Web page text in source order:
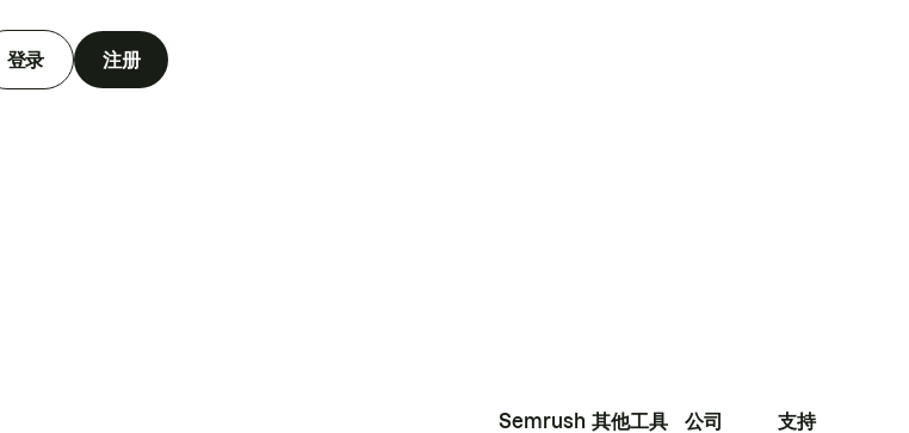
登录 注册
Semrush 其他工具 公司 支持